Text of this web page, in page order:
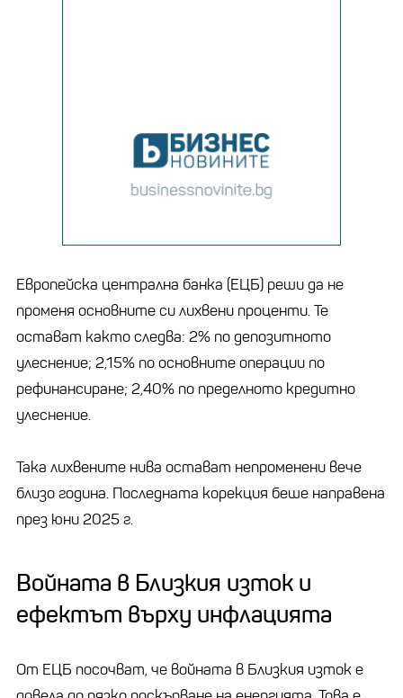
Европейска централна банка (ЕЦБ) реши да не
променя основните си лихвени проценти. Те
остават както следва: 2% по депозитното
улеснение; 2,15% по основните операции по
рефинансиране; 2,40% по пределното кредитно
улеснение.
Така лихвените нива остават непроменени вече
близо година. Последната корекция беше направена
през юни 2025 г.
Войната в Близкия изток и
ефектът върху инфлацията
От ЕЦБ посочват, че войната в Близкия изток е